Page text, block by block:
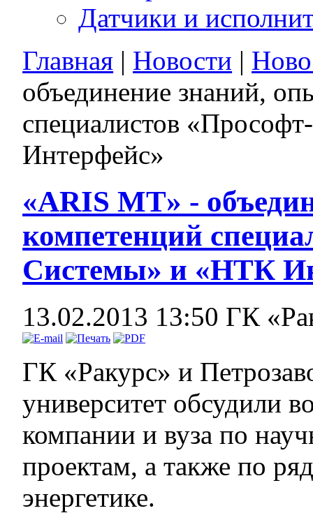
Датчики и
Главная | Новости |
объединение знаний,
специалистов
Интерфейс»
«ARIS MT» -
компетенций
Системы» и «НТК
13.02.2013 13:50 ГК
ГК «Ракурс» и
университет обсудили
компании и вуза по
проектам, а также по
энергетике.